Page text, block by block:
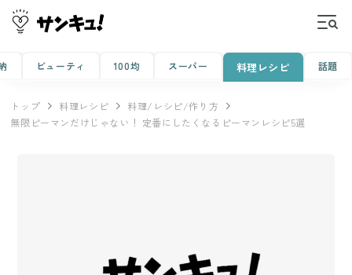
ビューティ 100均 スーパー 料理レシピ 話題
トップ 料理レシピ
料理/レシピ/作り方
無限ピーマンだけじゃない！ 定番にしたくなるピーマンレシピ5選